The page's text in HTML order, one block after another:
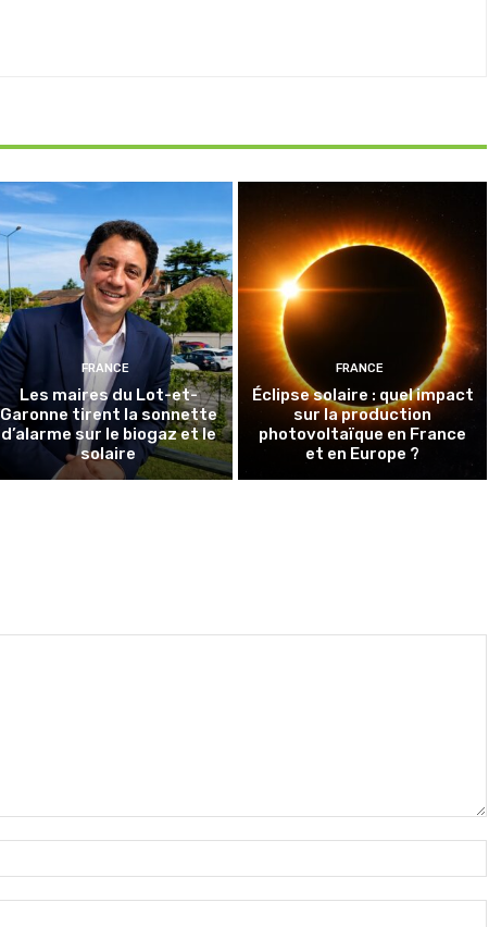
FRANCE
Les maires du Lot-et-
Garonne tirent la sonnette
d’alarme sur le biogaz et le
solaire
FRANCE
Éclipse solaire : quel impact
sur la production
photovoltaïque en France
et en Europe ?
:*